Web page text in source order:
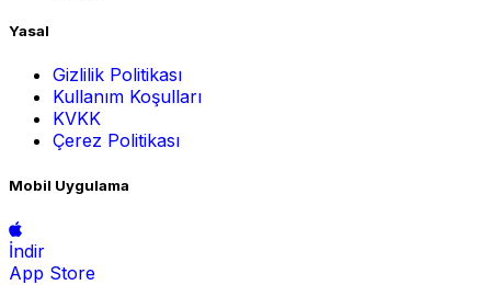
Yasal
Gizlilik Politikası
Kullanım Koşulları
KVKK
Çerez Politikası
Mobil Uygulama
İndir
App Store